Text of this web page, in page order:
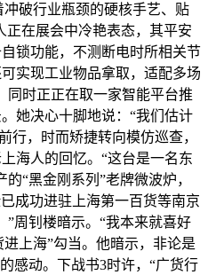
破行业瓶颈的硬核手艺、贴
正在展会中冷艳表态，其平安
锁功能，不测断电时所相关节
实现工业物品拿取，适配多场
同时正正在取一家智能平台推
她决心十脚地说：“我们估计
行，时而矫捷转向模仿巡查，
海人的回忆。“这台是一名东
“黑金刚系列”老牌微波炉，
成功进驻上海第一百货等南京
周钊楼暗示。“我本来就喜好
上海”勾当。他暗示，非论是
感动。下战书3时许，“广货行